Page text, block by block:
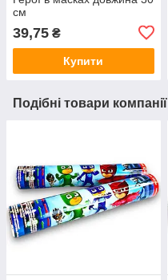
см
39,75 ₴
Купити
Подібні товари компанії